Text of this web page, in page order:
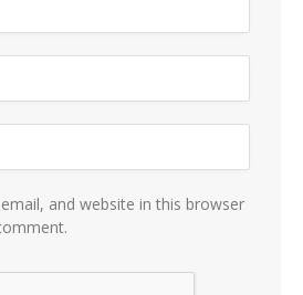
and website in this browser